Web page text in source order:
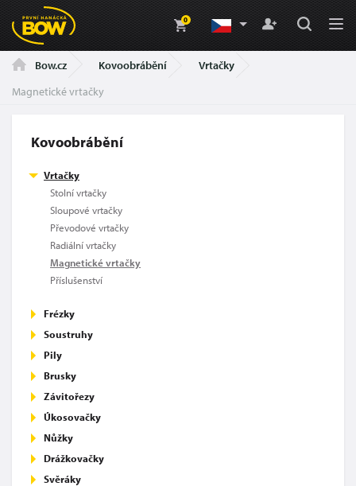
0
Bow.cz Kovoobrábění
Vrtačky
Magnetické vrtačky
Kovoobrábění
Vrtačky
Stolní vrtačky
Sloupové vrtačky
Převodové vrtačky
Radiální vrtačky
Magnetické vrtačky
Příslušenství
Frézky
Soustruhy
Pily
Brusky
Závitořezy
Úkosovačky
Nůžky
Drážkovačky
Svěráky